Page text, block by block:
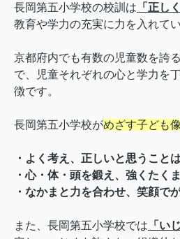
長岡第五小学校の校訓は 「正し
教育や学力の充実に力を入れてい
京都府内でも有数の児童数を誇
で、児童それぞれの心と学力を
徴です。
長岡第五小学校がめざす子ども像
・よく考え、正しいと思うこと
・心・体・頭を鍛え、強くたく
・なかまと力を合わせ、笑顔で
また、長岡第五小学校では 「い